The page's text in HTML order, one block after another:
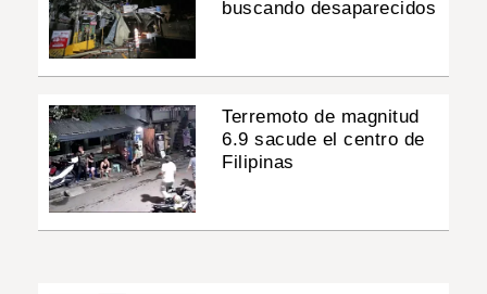
buscando desaparecidos
Terremoto de magnitud
6.9 sacude el centro de
Filipinas